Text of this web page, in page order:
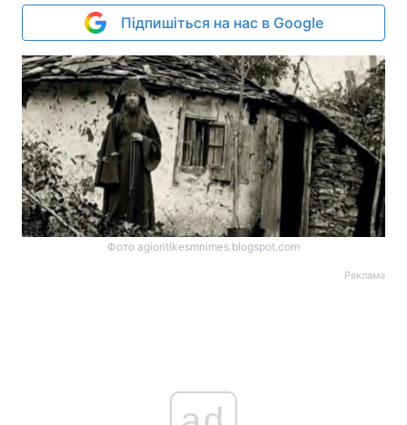
Підпишіться на нас в Google
Фото agioritikesmnimes.blogspot.com
Реклама